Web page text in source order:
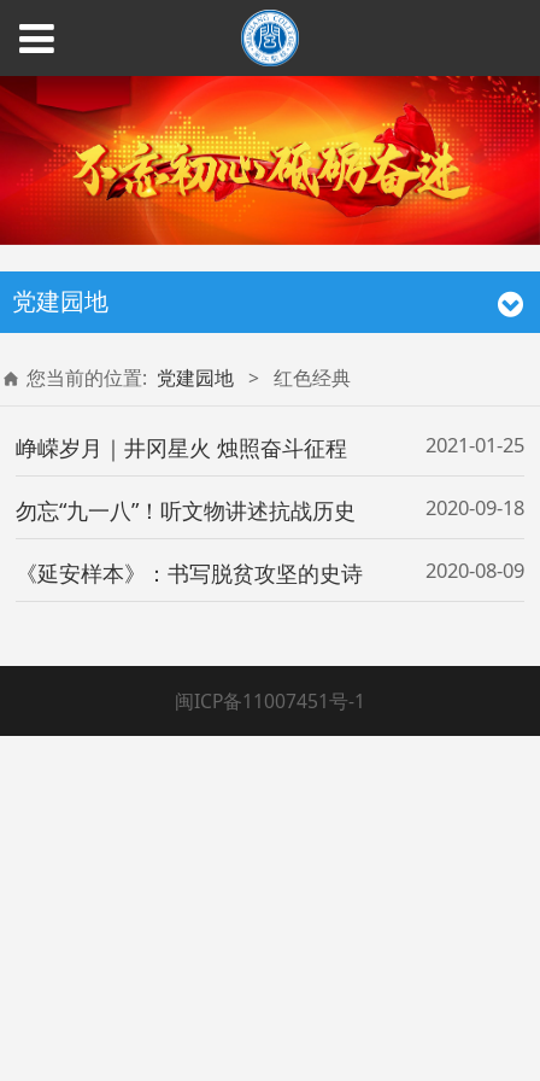
党建园地
您当前的位置: 党建园地 > 红色经典
峥嵘岁月｜井冈星火 烛照奋斗征程 2021-01-25
勿忘“九一八”！听文物讲述抗战历史 2020-09-18
《延安样本》：书写脱贫攻坚的史诗 2020-08-09
闽ICP备11007451号-1